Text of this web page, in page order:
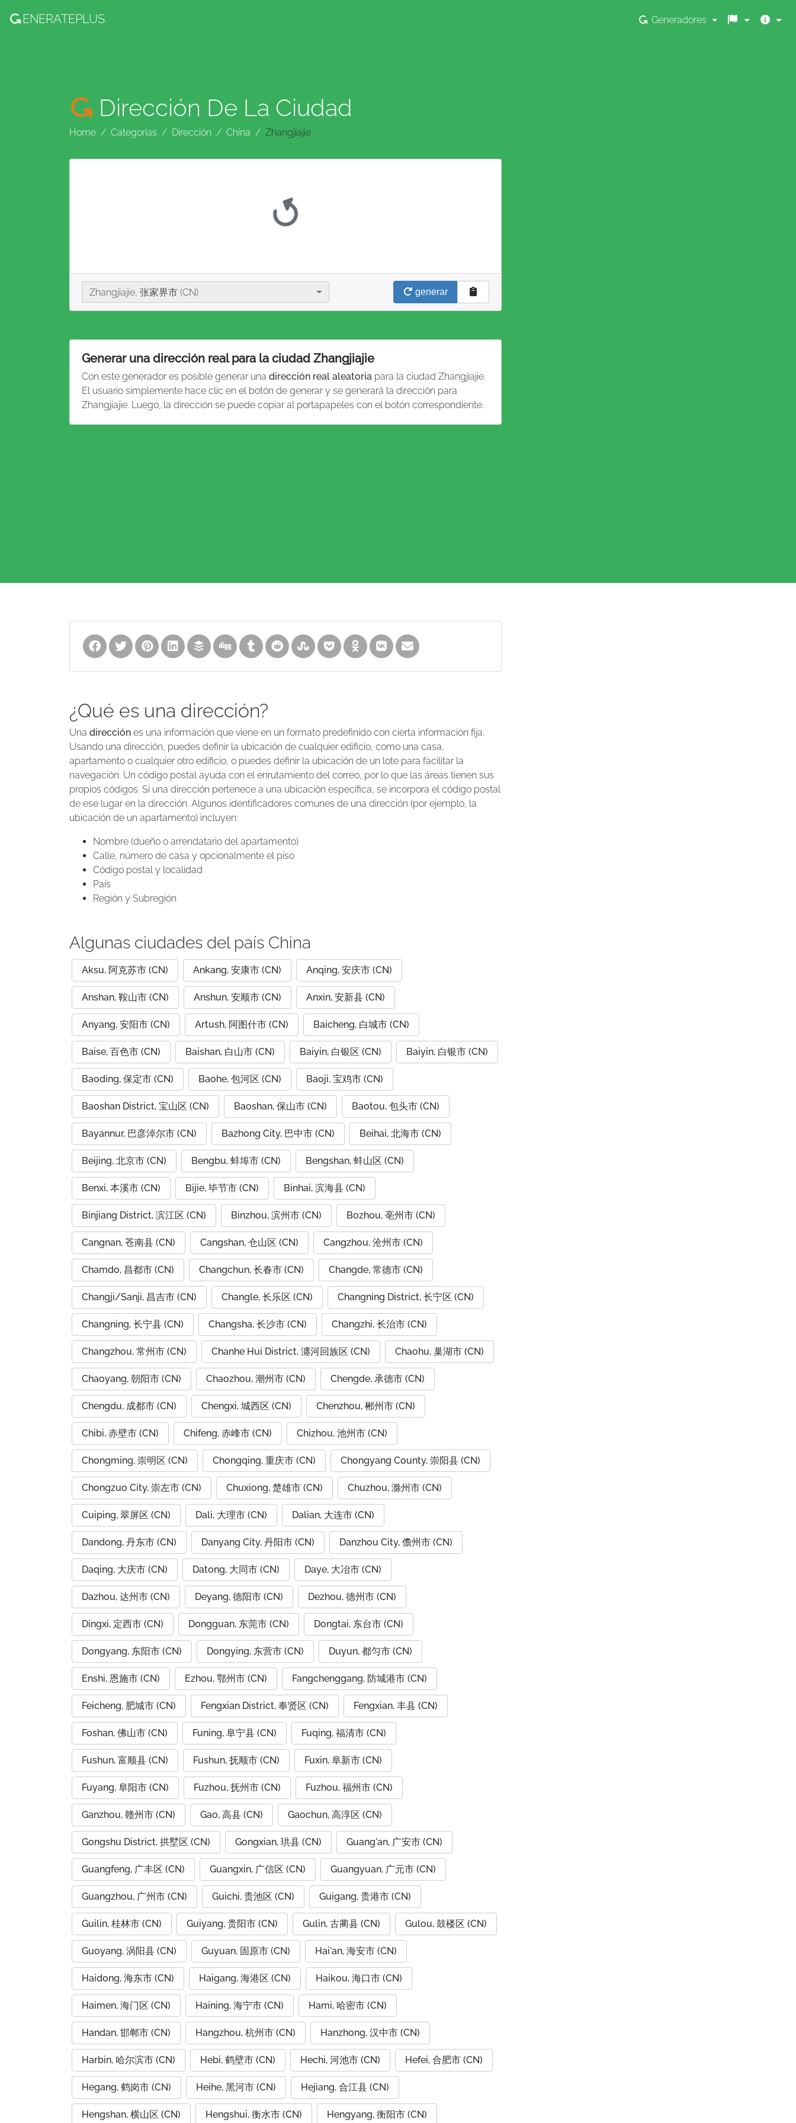
ENERATEPLUS Generadores
Dirección De La Ciudad
Home Categorías Dirección China Zhangjiajie
Ciudad
Zhangjiajie, 张家界市 (CN)
generar
Generar una dirección real para la ciudad Zhangjiajie
Con este generador es posible generar una dirección real aleatoria para la ciudad Zhangjiajie.
El usuario simplemente hace clic en el botón de generar y se generará la dirección para
Zhangjiajie. Luego, la dirección se puede copiar al portapapeles con el botón correspondiente.
¿Qué es una dirección?
Una dirección es una información que viene en un formato predefinido con cierta información fija.
Usando una dirección, puedes definir la ubicación de cualquier edificio, como una casa,
apartamento o cualquier otro edificio, o puedes definir la ubicación de un lote para facilitar la
navegación. Un código postal ayuda con el enrutamiento del correo, por lo que las áreas tienen sus
propios códigos. Si una dirección pertenece a una ubicación específica, se incorpora el código postal
de ese lugar en la dirección. Algunos identificadores comunes de una dirección (por ejemplo, la
ubicación de un apartamento) incluyen:
Nombre (dueño o arrendatario del apartamento)
Calle, número de casa y opcionalmente el piso
Código postal y localidad
País
Región y Subregión
Algunas ciudades del país China
Aksu, 阿克苏市 (CN) Ankang, 安康市 (CN) Anqing, 安庆市 (CN)
Anshan, 鞍山市 (CN) Anshun, 安顺市 (CN) Anxin, 安新县 (CN)
Anyang, 安阳市 (CN) Artush, 阿图什市 (CN) Baicheng, 白城市 (CN)
Baise, 百色市 (CN) Baishan, 白山市 (CN) Baiyin, 白银区 (CN) Baiyin, 白银市 (CN)
Baoding, 保定市 (CN) Baohe, 包河区 (CN) Baoji, 宝鸡市 (CN)
Baoshan District, 宝山区 (CN) Baoshan, 保山市 (CN) Baotou, 包头市 (CN)
Bayannur, 巴彦淖尔市 (CN) Bazhong City, 巴中市 (CN) Beihai, 北海市 (CN)
Beijing, 北京市 (CN) Bengbu, 蚌埠市 (CN) Bengshan, 蚌山区 (CN)
Benxi, 本溪市 (CN) Bijie, 毕节市 (CN) Binhai, 滨海县 (CN)
Binjiang District, 滨江区 (CN) Binzhou, 滨州市 (CN) Bozhou, 亳州市 (CN)
Cangnan, 苍南县 (CN) Cangshan, 仓山区 (CN) Cangzhou, 沧州市 (CN)
Chamdo, 昌都市 (CN) Changchun, 长春市 (CN) Changde, 常德市 (CN)
Changji/Sanji, 昌吉市 (CN) Changle, 长乐区 (CN) Changning District, 长宁区 (CN)
Changning, 长宁县 (CN) Changsha, 长沙市 (CN) Changzhi, 长治市 (CN)
Changzhou, 常州市 (CN) Chanhe Hui District, 瀍河回族区 (CN) Chaohu, 巢湖市 (CN)
Chaoyang, 朝阳市 (CN) Chaozhou, 潮州市 (CN) Chengde, 承德市 (CN)
Chengdu, 成都市 (CN) Chengxi, 城西区 (CN) Chenzhou, 郴州市 (CN)
Chibi, 赤壁市 (CN) Chifeng, 赤峰市 (CN) Chizhou, 池州市 (CN)
Chongming, 崇明区 (CN) Chongqing, 重庆市 (CN) Chongyang County, 崇阳县 (CN)
Chongzuo City, 崇左市 (CN) Chuxiong, 楚雄市 (CN) Chuzhou, 滁州市 (CN)
Cuiping, 翠屏区 (CN) Dali, 大理市 (CN) Dalian, 大连市 (CN)
Dandong, 丹东市 (CN) Danyang City, 丹阳市 (CN) Danzhou City, 儋州市 (CN)
Daqing, 大庆市 (CN) Datong, 大同市 (CN) Daye, 大冶市 (CN)
Dazhou, 达州市 (CN) Deyang, 德阳市 (CN) Dezhou, 德州市 (CN)
Dingxi, 定西市 (CN) Dongguan, 东莞市 (CN) Dongtai, 东台市 (CN)
Dongyang, 东阳市 (CN) Dongying, 东营市 (CN) Duyun, 都匀市 (CN)
Enshi, 恩施市 (CN) Ezhou, 鄂州市 (CN) Fangchenggang, 防城港市 (CN)
Feicheng, 肥城市 (CN) Fengxian District, 奉贤区 (CN) Fengxian, 丰县 (CN)
Foshan, 佛山市 (CN) Funing, 阜宁县 (CN) Fuqing, 福清市 (CN)
Fushun, 富顺县 (CN) Fushun, 抚顺市 (CN) Fuxin, 阜新市 (CN)
Fuyang, 阜阳市 (CN) Fuzhou, 抚州市 (CN) Fuzhou, 福州市 (CN)
Ganzhou, 赣州市 (CN) Gao, 高县 (CN) Gaochun, 高淳区 (CN)
Gongshu District, 拱墅区 (CN) Gongxian, 珙县 (CN) Guang'an, 广安市 (CN)
Guangfeng, 广丰区 (CN) Guangxin, 广信区 (CN) Guangyuan, 广元市 (CN)
Guangzhou, 广州市 (CN) Guichi, 贵池区 (CN) Guigang, 贵港市 (CN)
Guilin, 桂林市 (CN) Guiyang, 贵阳市 (CN) Gulin, 古蔺县 (CN) Gulou, 鼓楼区 (CN)
Guoyang, 涡阳县 (CN) Guyuan, 固原市 (CN) Hai'an, 海安市 (CN)
Haidong, 海东市 (CN) Haigang, 海港区 (CN) Haikou, 海口市 (CN)
Haimen, 海门区 (CN) Haining, 海宁市 (CN) Hami, 哈密市 (CN)
Handan, 邯郸市 (CN) Hangzhou, 杭州市 (CN) Hanzhong, 汉中市 (CN)
Harbin, 哈尔滨市 (CN) Hebi, 鹤壁市 (CN) Hechi, 河池市 (CN) Hefei, 合肥市 (CN)
Hegang, 鹤岗市 (CN) Heihe, 黑河市 (CN) Hejiang, 合江县 (CN)
Hengshan, 横山区 (CN) Hengshui, 衡水市 (CN) Hengyang, 衡阳市 (CN)